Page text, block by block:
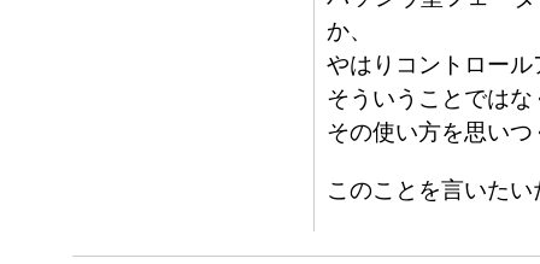
か、
やはりコントロー
そういうことではな
その使い方を思い
このことを言いた